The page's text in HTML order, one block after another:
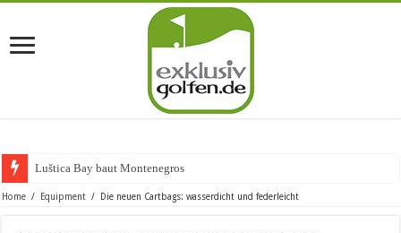
Luštica Bay baut Montenegros erste G
Home / Equipment / Die neuen Cartbags: wasserdicht und federleicht